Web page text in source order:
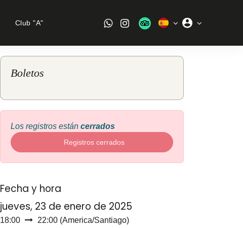
Club "A"
Boletos
Los registros están cerrados
Registros cerrados
Fecha y hora
jueves, 23 de enero de 2025
18:00 22:00(America/Santiago)